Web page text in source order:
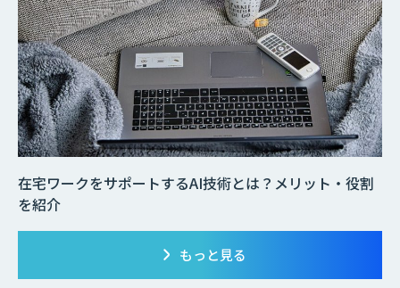
在宅ワークをサポートするAI技術とは？メリット・役割
を紹介
もっと見る